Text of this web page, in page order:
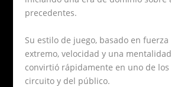
precedentes.
Su estilo de juego, basado en
extremo, velocidad y una
convirtió rápidamente en uno de
circuito y del público.